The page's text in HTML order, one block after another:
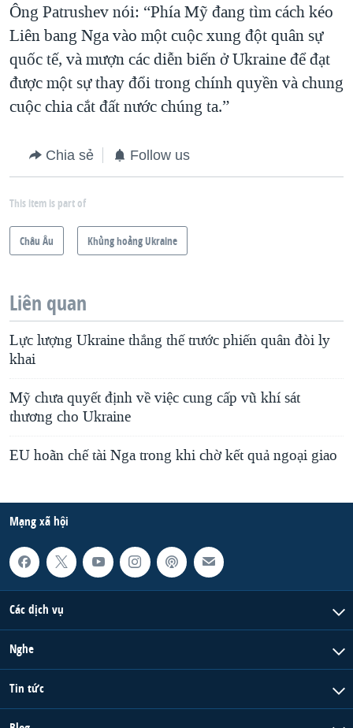
Ông Patrushev nói: “Phía Mỹ đang tìm cách kéo
Liên bang Nga vào một cuộc xung đột quân sự
quốc tế, và mượn các diễn biến ở Ukraine để đạt
được một sự thay đổi trong chính quyền và chung
cuộc chia cắt đất nước chúng ta.”
Chia sẻ Follow us
This item is part of
Châu Âu Khủng hoảng Ukraine
Liên quan
Lực lượng Ukraine thắng thế trước phiến quân đòi ly
khai
Mỹ chưa quyết định về việc cung cấp vũ khí sát
thương cho Ukraine
EU hoãn chế tài Nga trong khi chờ kết quả ngoại giao
Mạng xã hội
Các dịch vụ
Nghe
Tin tức